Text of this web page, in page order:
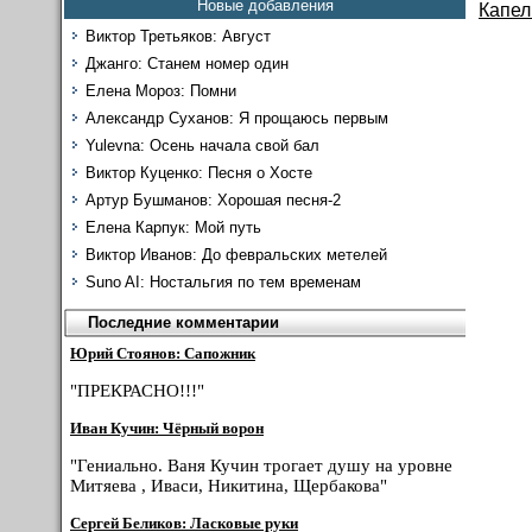
Новые добавления
Виктор Третьяков: Август
Джанго: Станем номер один
Елена Мороз: Помни
Александр Суханов: Я прощаюсь первым
Yulevna: Осень начала свой бал
Виктор Куценко: Песня о Хосте
Артур Бушманов: Хорошая песня-2
Елена Карпук: Мой путь
Виктор Иванов: До февральских метелей
Suno AI: Ностальгия по тем временам
Последние комментарии
Юрий Стоянов: Сапожник
"ПРЕКРАСНО!!!"
Иван Кучин: Чёрный ворон
"Гениально. Ваня Кучин трогает душу на уровне
Митяева , Иваси, Никитина, Щербакова"
Сергей Беликов: Ласковые руки